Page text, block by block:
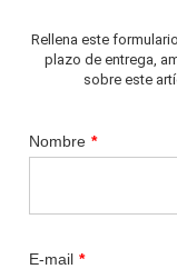
Rellena este
plazo de entrega,
sobre este
Nombre *
E-mail *